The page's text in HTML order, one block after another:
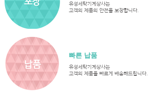
유성세탁기계상사는
​고객의 제품의 안전을 보장합니다.
​납품
​납품
빠른 납품
유성세탁기계상사는
​고객의 제품을 빠르게 배송해드립니다.